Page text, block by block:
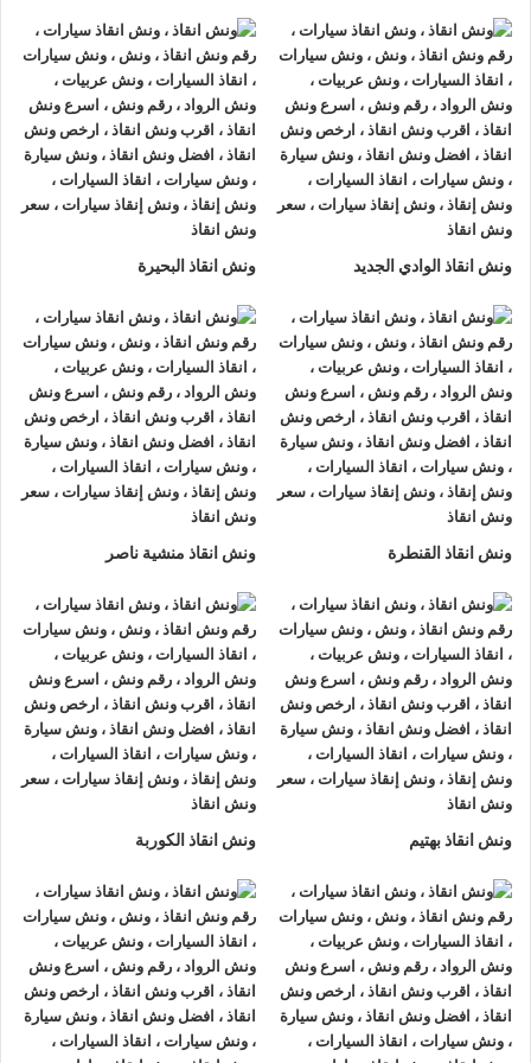
ونش انقاذ سيارات الروادلأنقاذ السيارات اسرع و ارخصونش انقاذ
سيارات في شارع الازهربخصم 50% اتصل بنا الان ليصلك
اقرب
ونش انقاذ سيارات في شارع الازهر هناك العديد من الظروف
الطارئة التي قد تحدث لنا اثناء القيادة علي الطريق فمن الممكن ان
تتعرض لحادث سير مفاجي او ان تتعطل سيارتك وقد تحتاج الي نقلها
الي اقرب مركز صيانة او توكيل.
أذا كنت تبحث عن ونش انقاذ سيارات في شارع الازهر اتصل بنا الان
علي 01063144040
01093018585
–
01120018852
ونش انقاذ , ونش انقاذ سيارات
ونش انقاذ شارع الازهر
ونش انقاذ شارع الازهرنقدم خدمة المساعدة على الطريق بسرعة
وبأسعار معقولة ، وخدمةإنقاذ السياراتفي شارع الازهر و على
جميع الطرق و لدينا فريق من السائقين الوناشين ذوي الخبرة
ونش انقاذ الوادي الجديد ونش انقاذ البحيرة
ونش انقاذ القنطرة ونش انقاذ منشية ناصر
ونش انقاذ بهتيم ونش انقاذ الكوربة